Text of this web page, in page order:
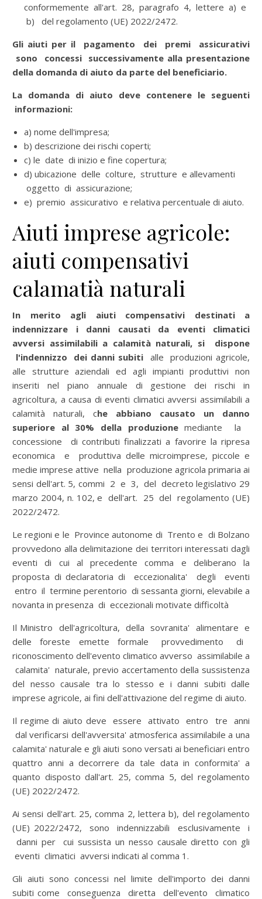
conformemente all'art. 28, paragrafo 4, lettere a) e
b) del regolamento (UE) 2022/2472.
Gli aiuti per il pagamento dei premi assicurativi
sono concessi successivamente alla presentazione
della domanda di aiuto da parte del beneficiario.
La domanda di aiuto deve contenere le seguenti
informazioni:
a) nome dell'impresa;
b) descrizione dei rischi coperti;
c) le date di inizio e fine copertura;
d) ubicazione delle colture, strutture e allevamenti
oggetto di assicurazione;
e) premio assicurativo e relativa percentuale di aiuto.
Aiuti imprese agricole:
aiuti compensativi
calamatià naturali
In merito agli aiuti compensativi destinati a
indennizzare i danni causati da eventi climatici
avversi assimilabili a calamità naturali, si dispone
l'indennizzo dei danni subiti alle produzioni agricole,
alle strutture aziendali ed agli impianti produttivi non
inseriti nel piano annuale di gestione dei rischi in
agricoltura, a causa di eventi climatici avversi assimilabili a
calamità naturali, che abbiano causato un danno
superiore al 30% della produzionemediante la
concessione di contributi finalizzati a favorire la ripresa
economica e produttiva delle microimprese, piccole e
medie imprese attive nella produzione agricola primaria ai
sensi dell'art. 5, commi 2 e 3, del decreto legislativo 29
marzo 2004, n. 102, e dell'art. 25 del regolamento (UE)
2022/2472.
Le regioni e le Province autonome di Trento e di Bolzano
provvedono alla delimitazione dei territori interessati dagli
eventi di cui al precedente comma e deliberano la
proposta di declaratoria di eccezionalita' degli eventi
entro il termine perentorio di sessanta giorni, elevabile a
novanta in presenza di eccezionali motivate difficoltà
Il Ministro dell'agricoltura, della sovranita' alimentare e
delle foreste emette formale provvedimento di
riconoscimento dell'evento climatico avverso assimilabile a
calamita' naturale, previo accertamento della sussistenza
del nesso causale tra lo stesso e i danni subiti dalle
imprese agricole, ai fini dell'attivazione del regime di aiuto.
Il regime di aiuto deve essere attivato entro tre anni
dal verificarsi dell'avversita' atmosferica assimilabile a una
calamita' naturale e gli aiuti sono versati ai beneficiari entro
quattro anni a decorrere da tale data in conformita' a
quanto disposto dall'art. 25, comma 5, del regolamento
(UE) 2022/2472.
Ai sensi dell'art. 25, comma 2, lettera b), del regolamento
(UE) 2022/2472, sono indennizzabili esclusivamente i
danni per cui sussista un nesso causale diretto con gli
eventi climatici avversi indicati al comma 1.
Gli aiuti sono concessi nel limite dell'importo dei danni
subiti come conseguenza diretta dell'evento climatico